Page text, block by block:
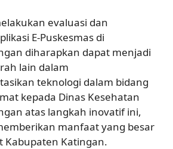
evaluasi dan
E-Puskesmas di
diharapkan dapat menjadi
lain dalam
teknologi dalam bidang
kepada Dinas Kesehatan
atas langkah inovatif ini,
manfaat yang besar
Kabupaten Katingan.